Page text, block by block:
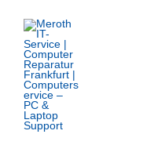
Inhalt
springen